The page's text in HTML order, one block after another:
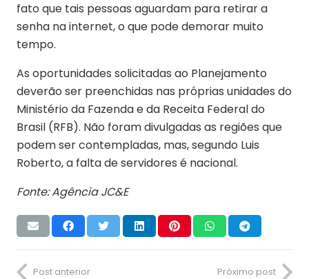
fato que tais pessoas aguardam para retirar a
senha na internet, o que pode demorar muito
tempo.
As oportunidades solicitadas ao Planejamento
deverão ser preenchidas nas próprias unidades do
Ministério da Fazenda e da Receita Federal do
Brasil (RFB). Não foram divulgadas as regiões que
podem ser contempladas, mas, segundo Luis
Roberto, a falta de servidores é nacional.
Fonte: Agência JC&E
Post anterior Próximo post